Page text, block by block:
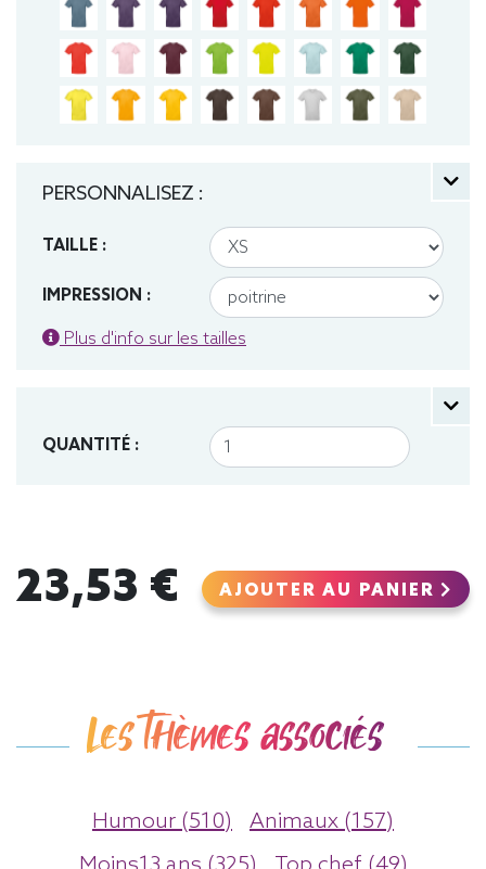
PERSONNALISEZ :
TAILLE :
IMPRESSION :
Plus d'info sur les tailles
QUANTITÉ :
23,53 € AJOUTER AU PANIER
Les thèmes associés
Humour (510)
Animaux (157)